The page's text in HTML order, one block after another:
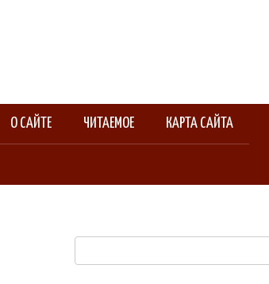
О САЙТЕ ЧИТАЕМОЕ КАРТА САЙТА